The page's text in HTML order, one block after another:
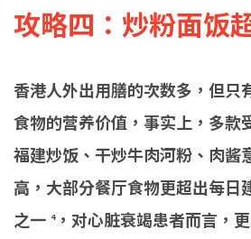
攻略四：炒粉面饭
香港人外出用膳的次数多，但只
食物的营养价值，事实上，多款
福建炒饭、干炒牛肉河粉、肉酱
高，大部分餐厅食物更超出每日
之一 4，对心脏衰竭患者而言，